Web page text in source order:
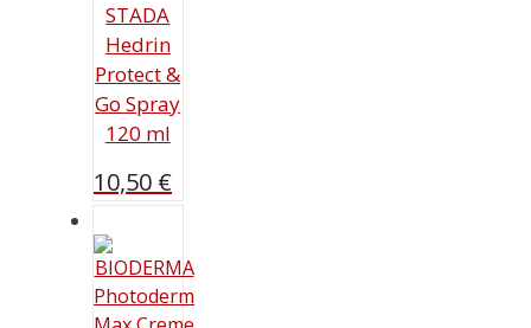
STADA
Hedrin
Protect &
Go Spray
120 ml
10,50 €